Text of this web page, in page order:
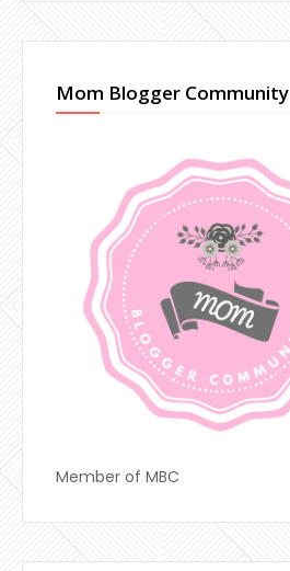
Mom Blogger Community
Member of MBC